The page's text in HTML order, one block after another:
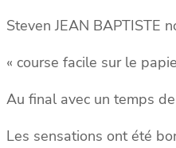
Steven JEAN BAPTISTE
« course facile sur le
Au final avec un temps
Les sensations ont été